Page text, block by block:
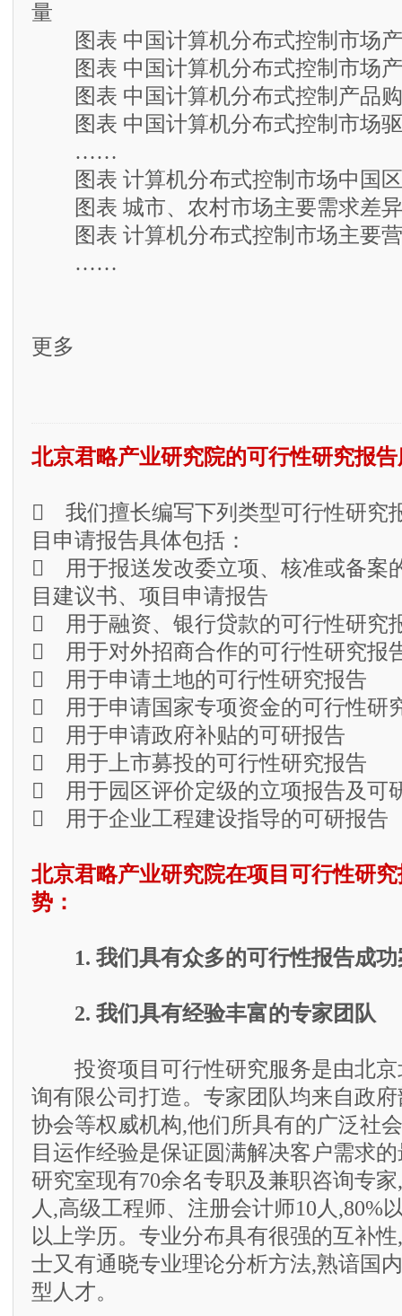
量
图表 中国计算机分布式控制市场产
图表 中国计算机分布式控制市场产
图表 中国计算机分布式控制产品购
图表 中国计算机分布式控制市场驱
……
图表 计算机分布式控制市场中国
图表 城市、农村市场主要需求差
图表 计算机分布式控制市场主要营
……
更多
北京君略产业研究院的可行性研究报
 我们擅长编写下列类型可行性研究
目申请报告具体包括：
 用于报送发改委立项、核准或备案
目建议书、项目申请报告
 用于融资、银行贷款的可行性研究
 用于对外招商合作的可行性研究报
 用于申请土地的可行性研究报告
 用于申请国家专项资金的可行性研
 用于申请政府补贴的可研报告
 用于上市募投的可行性研究报告
 用于园区评价定级的立项报告及可
 用于企业工程建设指导的可研报告
北京君略产业研究院在项目可行性研
势：
1. 我们具有众多的可行性报告成功
2. 我们具有经验丰富的专家团队
投资项目可行性研究服务是由北京
询有限公司打造。专家团队均来自政
协会等权威机构,他们所具有的广泛社
目运作经验是保证圆满解决客户需求
研究室现有70余名专职及兼职咨询专
人,高级工程师、注册会计师10人,80%
以上学历。专业分布具有很强的互补
士又有通晓专业理论分析方法,熟谙国
型人才。